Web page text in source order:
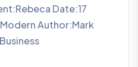
Date:17
Author:Mark